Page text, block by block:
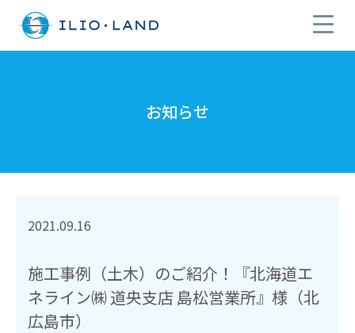
お知らせ
2021.09.16
施工事例（土木）のご紹介！『北海道エ
ネライン㈱ 道央支店 島松営業所』様（北
広島市）